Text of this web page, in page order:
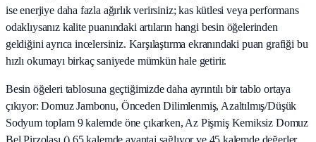
ise enerjiye daha fazla ağırlık verirsiniz; kas kütlesi veya performans
odaklıysanız kalite puanındaki artıların hangi besin öğelerinden
geldiğini ayrıca incelersiniz. Karşılaştırma ekranındaki puan grafiği bu
hızlı okumayı birkaç saniyede mümkün hale getirir.
Besin öğeleri tablosuna geçtiğimizde daha ayrıntılı bir tablo ortaya
çıkıyor: Domuz Jambonu, Önceden Dilimlenmiş, Azaltılmış/Düşük
Sodyum toplam 9 kalemde öne çıkarken, Az Pişmiş Kemiksiz Domuz
Bel Pirzolası () 65 kalemde avantaj sağlıyor ve 45 kalemde değerler